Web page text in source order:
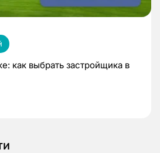
как выбрать застройщика в